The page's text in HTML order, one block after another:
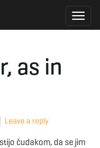
as in
Leave a reply
čudakom, da se jim